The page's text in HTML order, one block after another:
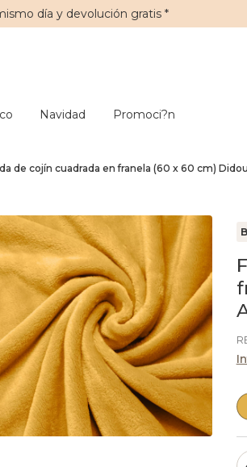
día y devolución gratis*
Navidad Promoci?n
de cojín cuadrada en franela (60 x 60 cm)